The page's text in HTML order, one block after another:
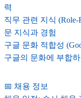
력
직무 관련 지식 (Role-
문 지식과 경험
구글 문화 적합성
구글의 문화에 부합
📅 채용 정보